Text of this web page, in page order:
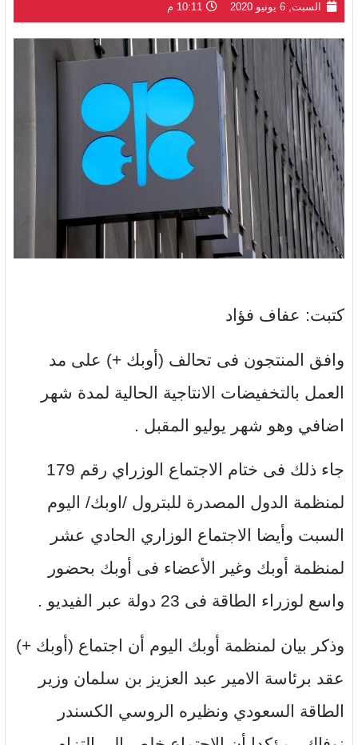
السبت, 6 يونيو 2020 10:11 م
كتبت: عفاف فؤاد
وافق المنتجون فى تحالف (أوبك +) على مد
العمل بالتخفيضات الانتاجية الحالية لمدة شهر
اضافي وهو شهر يوليو المقبل .
جاء ذلك فى ختام الاجتماع الوزراي رقم 179
لمنظمة الدول المصدرة للبترول /اوبك/ اليوم
السبت وأيضا الاجتماع الوزاري الحادي عشر
لمنظمة أوبك وغير الأعضاء فى أوبك بحضور
واسع لوزراء الطاقة فى 23 دولة عبر الفيديو .
وذكر بيان لمنظمة أوبك اليوم أن اجتماع (أوبك +)
عقد برئاسة الامير عبد العزيز بن سلمان وزير
الطاقة السعودي ونظيره الروسي الكسندر